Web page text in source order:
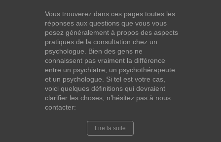
Vous trouverez dans ces pages toutes les
réponses aux questions que vous vous
posez généralement à propos des aspects
pratiques de la consultation chez un
psychologue. Bien des gens ne
connaissent pas vraiment la différence
entre un psychiatre, un psychothérapeute
et un psychologue. Si tel est votre cas,
voici quelques définitions qui devraient
clarifier les choses, n’hésitez pas à nous
contacter:
Lire la suite